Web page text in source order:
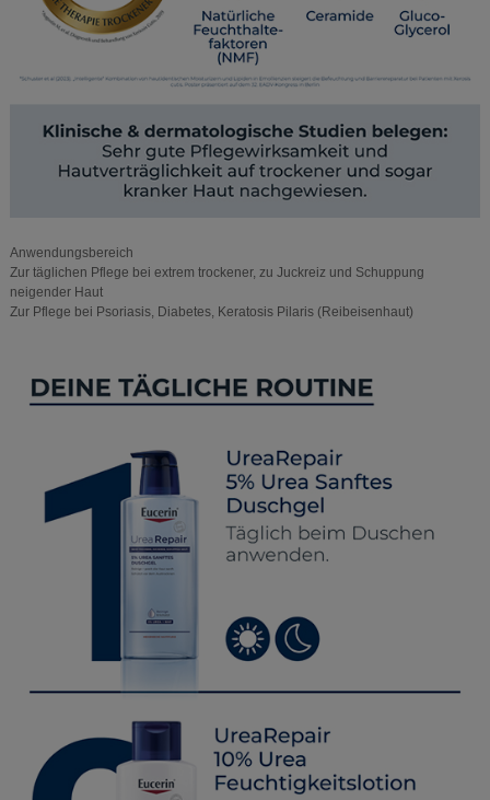
Anwendungsbereich
Zur täglichen Pflege bei extrem trockener, zu Juckreiz und Schuppung
neigender Haut
Zur Pflege bei Psoriasis, Diabetes, Keratosis Pilaris (Reibeisenhaut)